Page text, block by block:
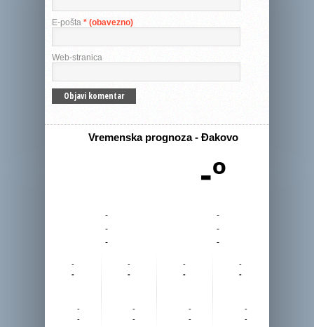
E-pošta * (obavezno)
Web-stranica
Vremenska prognoza - Đakovo
-º
-
-
-
-
-
-
-
-
-
-
-
-
-
-
-
-
-
-
-
-
-
-